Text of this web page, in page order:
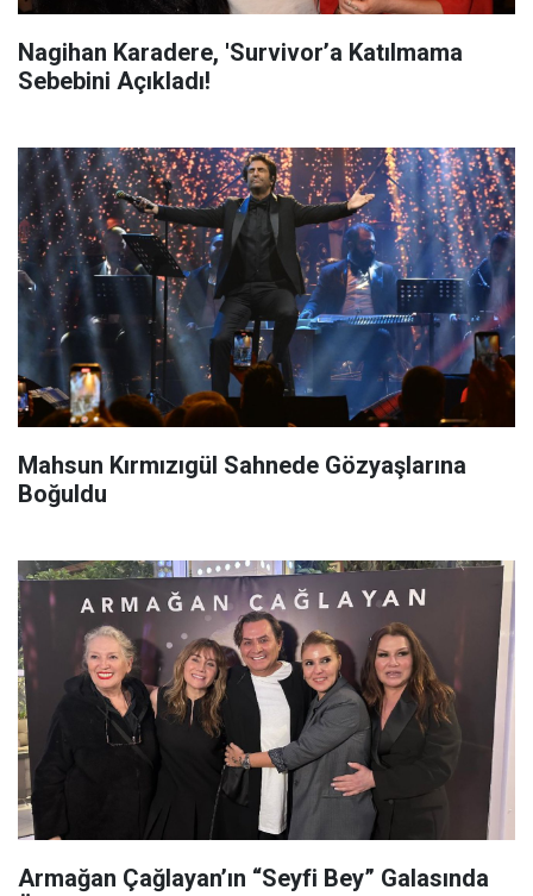
Nagihan Karadere, 'Survivor’a Katılmama
Sebebini Açıkladı!
Mahsun Kırmızıgül Sahnede Gözyaşlarına
Boğuldu
Armağan Çağlayan’ın “Seyfi Bey” Galasında